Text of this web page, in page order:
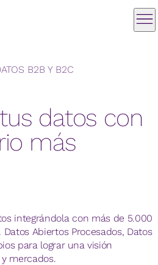
B2B Y B2C
datos con
más
integrándola con más de 5.000
Abiertos Procesados, Datos
para lograr una visión
mercados.